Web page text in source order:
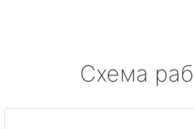
Схема